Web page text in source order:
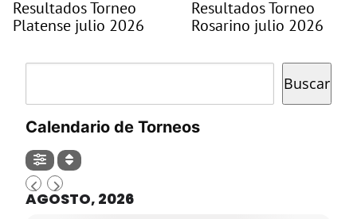
Resultados Torneo
Platense julio 2026
Resultados Torneo
Rosarino julio 2026
Buscar
Calendario de Torneos
AGOSTO, 2026